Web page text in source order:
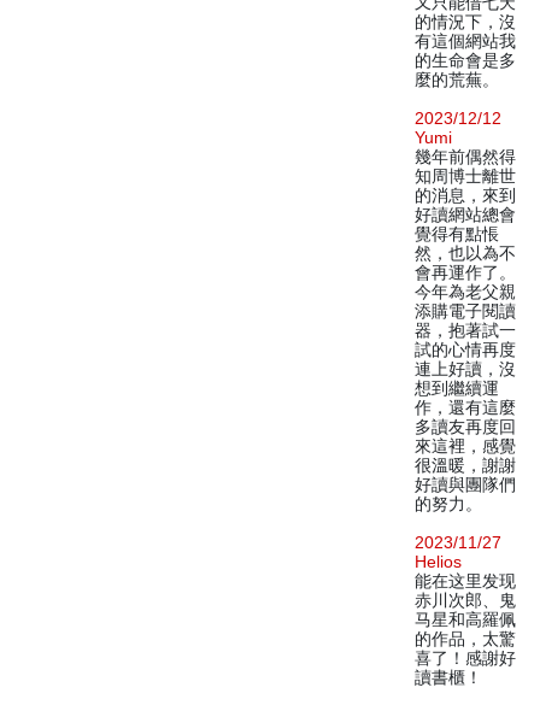
的情況下，沒
有這個網站我
的生命會是多
麼的荒蕪。
2023/12/12
Yumi
幾年前偶然得
知周博士離世
的消息，來到
好讀網站總會
覺得有點悵
然，也以為不
會再運作了。
今年為老父親
添購電子閱讀
器，抱著試一
試的心情再度
連上好讀，沒
想到繼續運
作，還有這麼
多讀友再度回
來這裡，感覺
很溫暖，謝謝
好讀與團隊們
的努力。
2023/11/27
Helios
能在这里发现
赤川次郎、鬼
马星和高羅佩
的作品，太驚
喜了！感謝好
讀書櫃！